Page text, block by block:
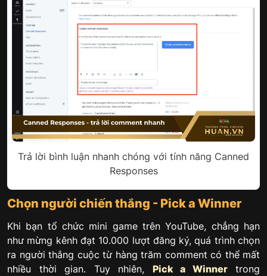
Trả lời bình luận nhanh chóng với tính năng Canned
Responses
Chọn người chiến thắng - Pick a Winner
Khi bạn tổ chức mini game trên YouTube, chẳng hạn
như mừng kênh đạt 10.000 lượt đăng ký, quá trình chọn
ra người thắng cuộc từ hàng trăm comment có thể mất
nhiều thời gian. Tuy nhiên, Pick a Winnertrong